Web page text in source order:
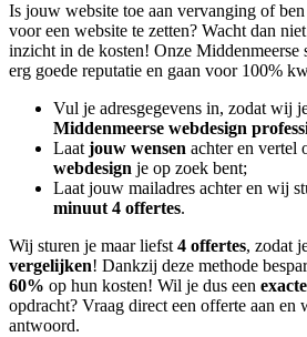
Is jouw website toe aan vervanging of
voor een website te zetten? Wacht dan
inzicht in de kosten! Onze Middenmeerse
erg goede reputatie en gaan voor 100%
Vul je adresgegevens in, zodat wij
Middenmeerse webdesign
Laat jouw wensen achter en vertel
webdesign je op zoek bent;
Laat jouw mailadres achter en wij
minuut 4 offertes.
Wij sturen je maar liefst 4 offertes, zodat
vergelijken! Dankzij deze methode
60% op hun kosten! Wil je dus een
opdracht? Vraag direct een offerte aan en
antwoord.